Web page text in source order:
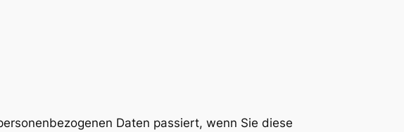
Daten passiert, wenn Sie diese